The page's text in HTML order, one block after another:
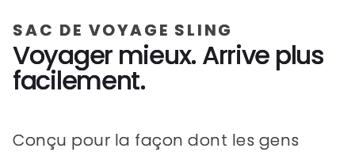
SAC DE VOYAGE SLING
Voyager mieux. Arrive plus
facilement.
Conçu pour la façon dont les gens